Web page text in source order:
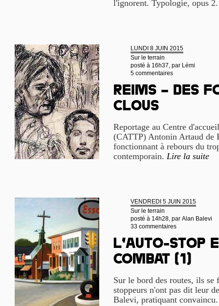
l'ignorent. Typologie, opus
LUNDI 8 JUIN 2015
Sur le terrain
posté à 16h37, par Lémi
5 commentaires
Reims – Des
clous
Reportage au Centre
(CATTP) Antonin Artaud de
fonctionnant à rebours du
contemporain. Lire la suite
VENDREDI 5 JUIN 2015
Sur le terrain
posté à 14h28, par Alan Balevi
33 commentaires
L’auto-stop
combat (1)
Sur le bord des routes, ils
stoppeurs n'ont pas dit leur
Balevi, pratiquant